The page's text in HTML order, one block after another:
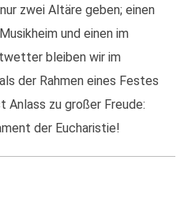
zwei Altäre geben; einen
und einen im
bleiben wir im
der Rahmen eines Festes
Anlass zu großer Freude:
der Eucharistie!